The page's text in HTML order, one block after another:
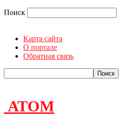
Поиск
Карта сайта
О портале
Обратная связь
АТОМ